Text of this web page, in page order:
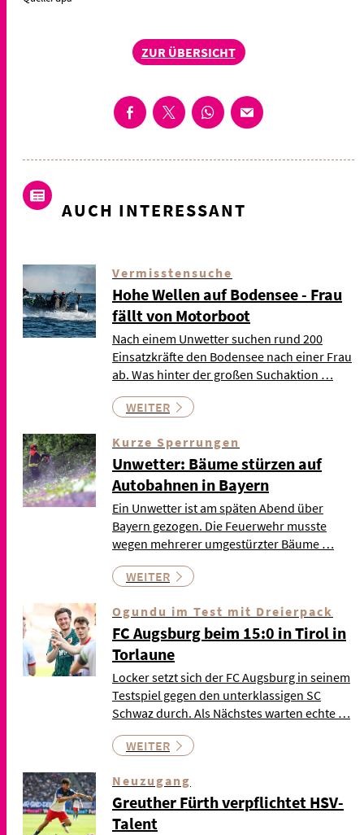
ZUR ÜBERSICHT
AUCH INTERESSANT
Vermisstensuche
Hohe Wellen auf Bodensee - Frau
fällt von Motorboot
Nach einem Unwetter suchen rund 200
Einsatzkräfte den Bodensee nach einer Frau
ab. Was hinter der großen Suchaktion …
WEITER
Kurze Sperrungen
Unwetter: Bäume stürzen auf
Autobahnen in Bayern
Ein Unwetter ist am späten Abend über
Bayern gezogen. Die Feuerwehr musste
wegen mehrerer umgestürzter Bäume …
WEITER
Ogundu im Test mit Dreierpack
FC Augsburg beim 15:0 in Tirol in
Torlaune
Locker setzt sich der FC Augsburg in seinem
Testspiel gegen den unterklassigen SC
Schwaz durch. Als Nächstes warten echte …
WEITER
Neuzugang
Greuther Fürth verpflichtet HSV-
Talent